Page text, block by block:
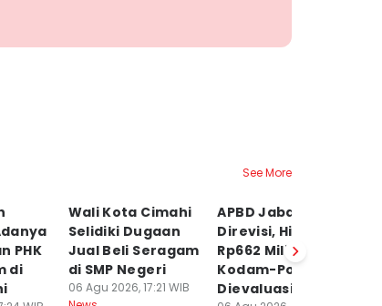
See More
PHK
di
Wali Kota Cimahi
Selidiki Dugaan
Jual Beli Seragam
di SMP Negeri
06 Agu 2026, 17:21 WIB
APBD Jabar
Direvisi, Hibah
Rp662 Miliar untuk
Kodam-Polda
Dievaluasi